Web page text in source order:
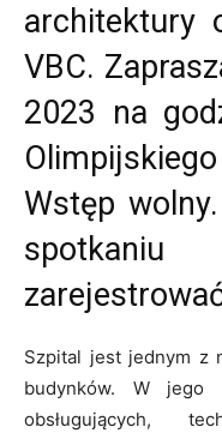
architektury
VBC.
2023 na
Wstęp
Szpital jest jednym z
budynków. W jego
obsługujących,